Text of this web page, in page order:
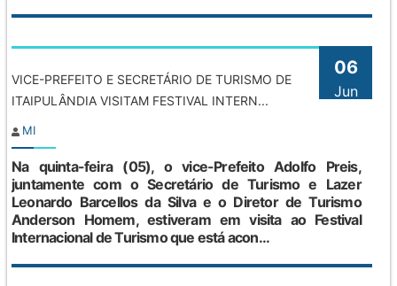
06
Jun
VICE-PREFEITO E SECRETÁRIO DE TURISMO DE
ITAIPULÂNDIA VISITAM FESTIVAL INTERN...
MI
Na quinta-feira (05), o vice-Prefeito Adolfo Preis,
juntamente com o Secretário de Turismo e Lazer
Leonardo Barcellos da Silva e o Diretor de Turismo
Anderson Homem, estiveram em visita ao Festival
Internacional de Turismo que está acon...